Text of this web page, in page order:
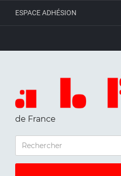
ESPACE ADHÉSION
de France
RECHERCHER